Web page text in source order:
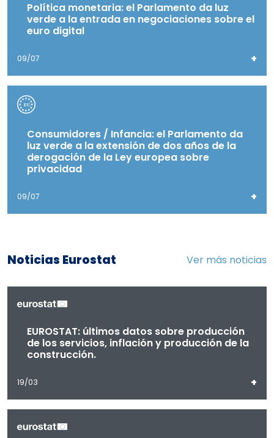
Política monetaria: el Parlamento da luz
verde a la entrada en negociaciones sobre el
euro digital
09/07 +
Consumidores / Infancia: el Parlamento da
luz verde a la extensión de dos años de la
derogación de la Ley europea sobre
privacidad
09/07 +
Noticias Eurostat Ver más noticias
EUROSTAT: últimos datos sobre producción
de los servicios, inflación y producción de la
construcción.
19/03 +